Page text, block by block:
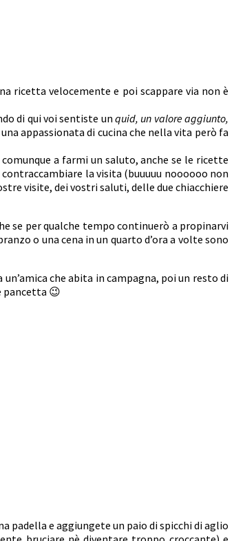
ricetta velocemente e poi scappare via non è
di qui voi sentiste unquid, un valore aggiunto,
appassionata di cucina che nella vita però fa
a farmi un saluto, anche se le ricette
la visita (buuuuu noooooo non
visite, dei vostri saluti, delle due chiacchiere
se per qualche tempo continuerò a propinarvi
o una cena in un quarto d’ora a volte sono
che abita in campagna, poi un resto di
pancetta 😉
e aggiungete un paio di spicchi di aglio